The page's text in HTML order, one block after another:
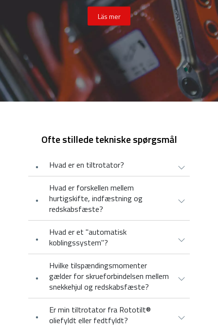
Läs mer
Ofte stillede tekniske spørgsmål
Hvad er en tiltrotator?
Hvad er forskellen mellem
hurtigskifte, indfæstning og
redskabsfæste?
Hvad er et "automatisk
koblingssystem"?
Hvilke tilspændingsmomenter
gælder for skrueforbindelsen mellem
snekkehjul og redskabsfæste?
Er min tiltrotator fra Rototilt®
oliefyldt eller fedtfyldt?